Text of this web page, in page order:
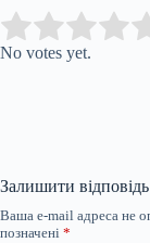
Rate this item:
No votes yet.
Залишити відповідь
Ваша e-mail адреса не
позначені *